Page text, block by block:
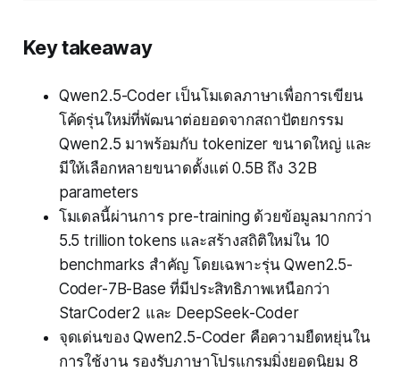
Key takeaway
Qwen2.5-Coder เป็นโมเดลภาษาเพื่อการเขียน
โค้ดรุ่นใหม่ที่พัฒนาต่อยอดจากสถาปัตยกรรม
Qwen2.5 มาพร้อมกับ tokenizer ขนาดใหญ่ และ
มีให้เลือกหลายขนาดตั้งแต่ 0.5B ถึง 32B
parameters
โมเดลนี้ผ่านการ pre-training ด้วยข้อมูลมากกว่า
5.5 trillion tokens และสร้างสถิติใหม่ใน 10
benchmarks สำคัญ โดยเฉพาะรุ่น Qwen2.5-
Coder-7B-Base ที่มีประสิทธิภาพเหนือกว่า
StarCoder2 และ DeepSeek-Coder
จุดเด่นของ Qwen2.5-Coder คือความยืดหยุ่นใน
การใช้งาน รองรับภาษาโปรแกรมมิ่งยอดนิยม 8